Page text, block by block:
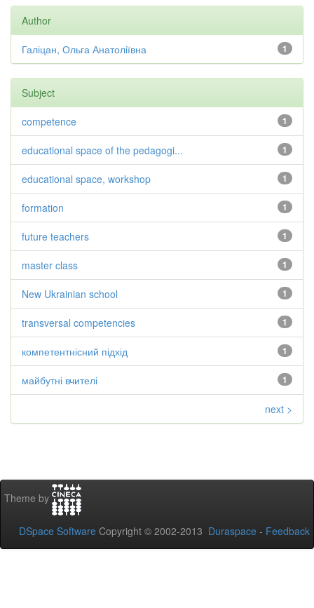
Author
1
Галіцан, Ольга Анатоліївна
Subject
1
competence
1
educational space of the pedagogi...
1
educational space, workshop
1
formation
1
future teachers
1
master class
1
New Ukrainian school
1
transversal competencies
1
компетентнісний підхід
1
майбутні вчителі
next >
Theme by
DSpace Software Copyright © 2002-2013 Duraspace - Feedback